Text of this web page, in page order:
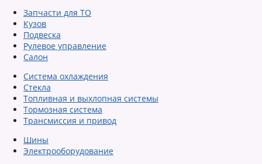
Запчасти для ТО
Кузов
Подвеска
Рулевое управление
Салон
Система охлаждения
Стекла
Топливная и выхлопная системы
Тормозная система
Трансмиссия и привод
Шины
Электрооборудование